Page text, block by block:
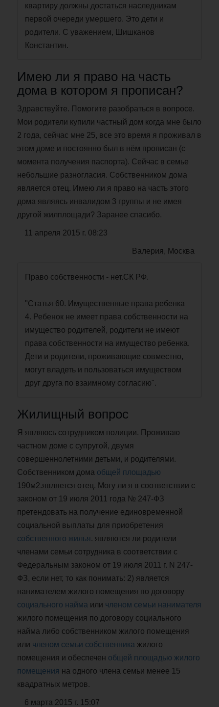
квартиру должны достаться наследникам
первой очереди умершего. Это дети и
родители. С уважением, Шишканов
Константин.
Имею ли я право на часть
дома в котором я прописан?
Здравствуйте. Помогите разобраться в вопросе.
Мои родители купили частный дом когда мне было
2 года, сейчас мне 25, все это время я проживал в
этом доме и постоянно был в нём прописан (с
момента получения паспорта). Сейчас в семье
небольшие разногласия. Собственником дома
является отец. Имею ли я право на часть этого
дома являясь инвалидом 3 группы и не имея
другой жилплощади? Заранее спасибо.
11 апреля 2015 г. 08:23
Валерия, Москва
Право собственности - нет.СК РФ.
"Статья 60. Имущественные права ребенка
4. Ребенок не имеет права собственности на
имущество родителей, родители не имеют
права собственности на имущество ребенка.
Дети и родители, проживающие совместно,
могут владеть и пользоваться имуществом
друг друга по взаимному согласию".
Жилищный вопрос
Я являюсь сотрудником полиции. Проживаю
частном доме с супругой, двумя
совершеннолетними детьми, и родителями.
Собственником дома общей площадью
190м2.является отец. Могу ли я в соответствии с
законом от 19 июля 2011 года № 247-ФЗ
претендовать на получение единовременной
социальной выплаты для приобретения
собственного жилья . являются ли родители
членами семьи сотрудника в соответствии с
Федеральным законом от 19 июля 2011 г. N 247-
ФЗ, если нет, то как понимать: 2) является
нанимателем жилого помещения по договору
социального найма или членом семьи нанимателя
жилого помещения по договору социального
найма либо собственником жилого помещения
или членом семьи собственника жилого
помещения и обеспечен общей площадью жилого
помещения на одного члена семьи менее 15
квадратных метров.
6 марта 2015 г. 15:07